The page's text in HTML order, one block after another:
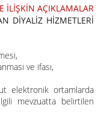
İLİŞKİN AÇIKLAMALAR
DİYALİZ HİZMETLERİ
ve ifası,
elektronik ortamlarda
mevzuatta belirtilen